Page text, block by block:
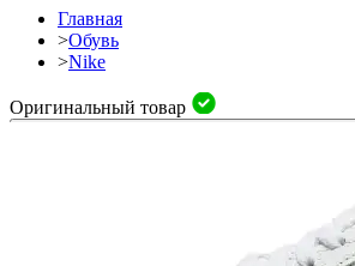
Главная
>Обувь
>Nike
Оригинальный товар